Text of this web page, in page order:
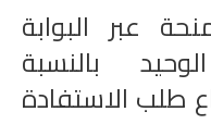
عبر البوابة
بالنسبة
طلب الاستفادة